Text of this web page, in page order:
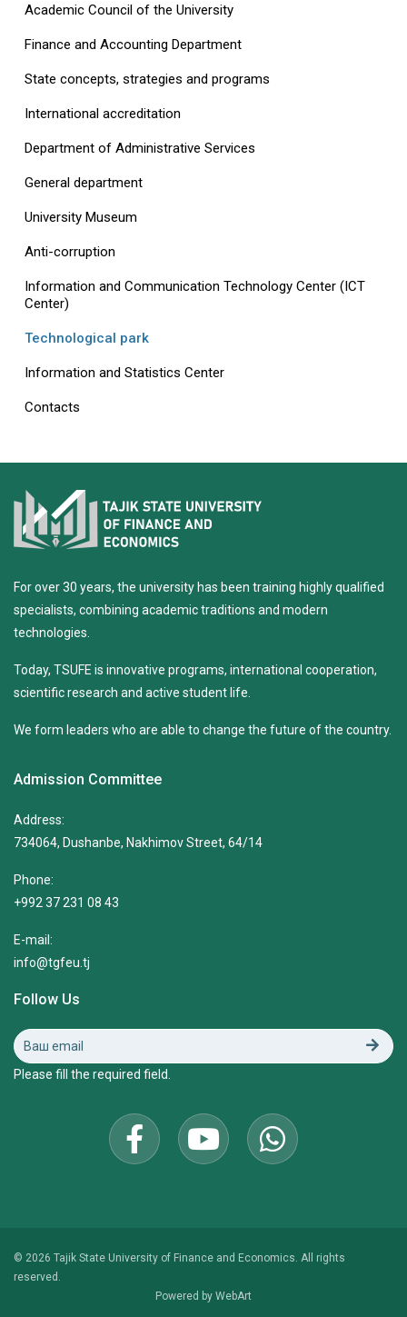
Academic Council of the University
Finance and Accounting Department
State concepts, strategies and programs
International accreditation
Department of Administrative Services
General department
University Museum
Anti-corruption
Information and Communication Technology Center (ICT
Center)
Technological park
Information and Statistics Center
Contacts
For over 30 years, the university has been training highly qualified
specialists, combining academic traditions and modern
technologies.
Today, TSUFE is innovative programs, international cooperation,
scientific research and active student life.
We form leaders who are able to change the future of the country.
Admission Committee
Address:
734064, Dushanbe, Nakhimov Street, 64/14
Phone:
+992 37 231 08 43
E-mail:
info@tgfeu.tj
Follow Us
Please fill the required field.
© 2026 Tajik State University of Finance and Economics. All rights
reserved.
Powered by WebArt